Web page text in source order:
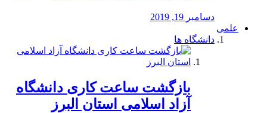
دسامبر 19, 2019
علمی
دانشگاه ها
بازگشت ساعت کاری دانشگاه
آزاد اسلامی استان البرز